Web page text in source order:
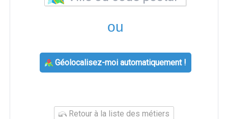
ou
Géolocalisez-moi automatiquement !
Retour à la liste des métiers